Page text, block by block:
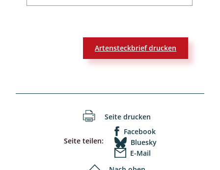
Artensteckbrief drucken
Seite drucken
Seite teilen:
Facebook
Bluesky
E-Mail